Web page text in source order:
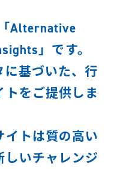
Alternative
」です。
に基づいた、行
をご提供しま
イトは質の高い
しいチャレンジ